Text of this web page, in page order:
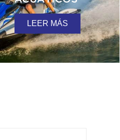
LEER MÁS